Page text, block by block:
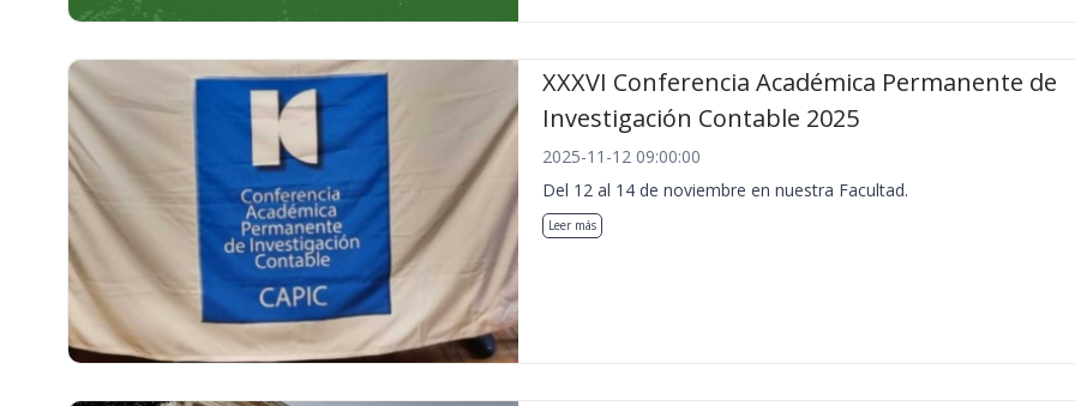
XXXVI Conferencia Académica Permanente de
Investigación Contable 2025
2025-11-12 09:00:00
Del 12 al 14 de noviembre en nuestra Facultad.
Leer más